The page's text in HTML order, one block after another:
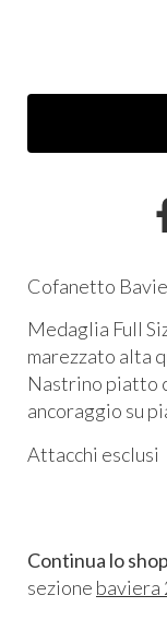
Cofanetto
Medaglia Full
marezzato alta
Nastrino piatto
ancoraggio su
Attacchi esclusi
Continua lo
sezione baviera